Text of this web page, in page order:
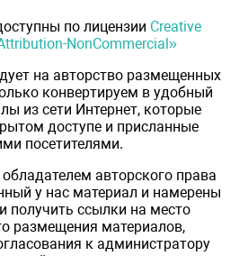
по лицензии Creative
NonCommercial»
на авторство размещенных
конвертируем в удобный
из сети Интернет, которые
доступе и присланные
посетителями.
авторского права
у нас материал и намерены
получить ссылки на место
размещения материалов,
к администратору